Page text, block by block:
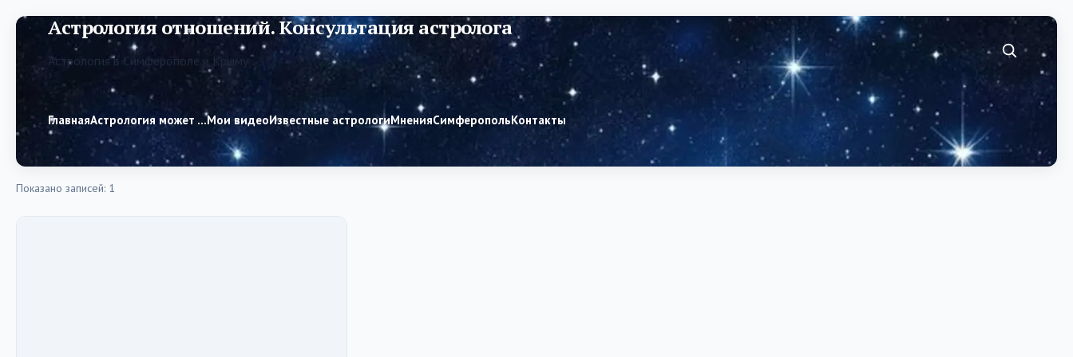
Астрология отношений. Консультация астролога
Астрология в Симферополе и Крыму
ГлавнаяАстрология может …Мои видеоИзвестные астрологиМненияСимферопольКонтакты
Показано записей: 1